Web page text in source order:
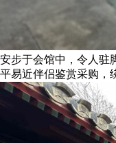
安步于会馆中，令人驻
平易近伴侣鉴赏采购，